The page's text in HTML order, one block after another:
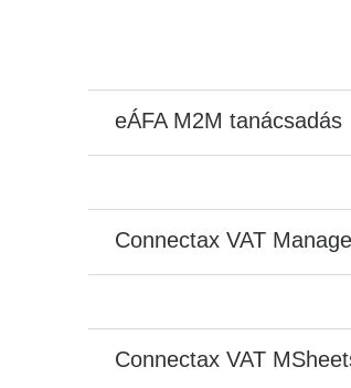
eÁFA M2M tanácsadás
Connectax VAT
Connectax VAT